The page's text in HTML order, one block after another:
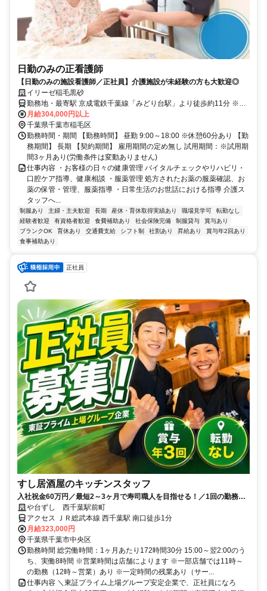
日勤のみの正看護師
【日勤のみの施設看護師／正社員】介護施設が未経験の方も大歓迎◎
イリーゼ稲毛黒砂
勤務地・最寄駅 京成電鉄千葉線「みどり台駅」より徒歩約11分 ※車
通勤OK
月給304,000円以上
千葉県千葉市稲毛区
勤務時間・期間 【勤務時間】 昼勤 9:00～18:00 ※休憩60分あり 【勤
務期間】 長期 【契約期間】 雇用期間の定め無し 試用期間：※試用期
間3ヶ月あり(労働条件は変動ありません)
仕事内容 ・お客様の日々の健康管理 バイタルチェックやリハビリ・
口腔ケア指導、健康相談 ・服薬管理 処方されたお薬の服薬確認、お
薬の保管・管理、服薬指導 ・日常生活のお世話における指導 介護ス
タッフへ...
制服あり 主婦・主夫歓迎 長期 産休・育休取得実績あり 職場見学可
転勤なし
経験者歓迎
有資格者歓迎 食費補助あり 社会保険完備 制服貸与
賞与あり
ブランクOK
育休あり 交通費支給 シフト制 社割あり 昇給あり
賞与年2回あり
食事補助あり
正社員
すし居酒屋のキッチンスタッフ
入社祝金60万円／最短2～3ヶ月で寿司職人を目指せる！／1回の勤務で1
食無料のまかないあり
や台ずし 西千葉駅前町
アクセス ＪＲ総武本線 西千葉駅 南口徒歩1分
月給323,000円
千葉県千葉市中央区
勤務時間 総労働時間：1ヶ月あたり172時間30分 15:00～翌2:00のう
ち、実働8時間 ※営業時間は店舗によります ※一部店舗では11時～
の勤務（12時～営業）あり ※一定時間の残業あり（サー...
仕事内容 ＼東証プライム上場グループ安定企業で、正社員になろ